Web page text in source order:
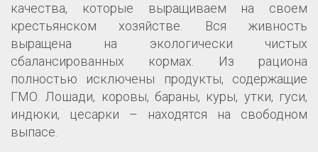
качества, которые выращиваем на своем
крестьянском хозяйстве. Вся живность
выращена на экологически чистых
сбалансированных кормах. Из рациона
полностью исключены продукты, содержащие
ГМО. Лошади, коровы, бараны, куры, утки, гуси,
индюки, цесарки – находятся на свободном
выпасе.